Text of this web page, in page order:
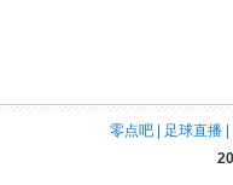
零点吧 足球直播